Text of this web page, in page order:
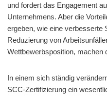
und fordert das Engagement
Unternehmens. Aber die
ergeben, wie eine verbesserte
Reduzierung von
Wettbewerbsposition, machen
In einem sich ständig
SCC-Zertifizierung ein